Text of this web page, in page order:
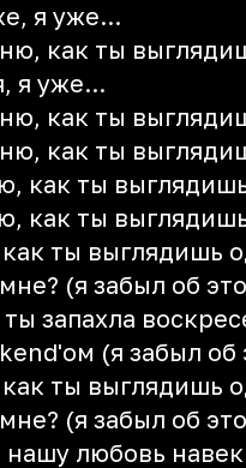
я уже...
как ты
я уже...
как ты
как ты
как ты
как ты
ты выглядишь
(я забыл об
запахла
(я забыл об
ты выглядишь
(я забыл об
нашу любовь